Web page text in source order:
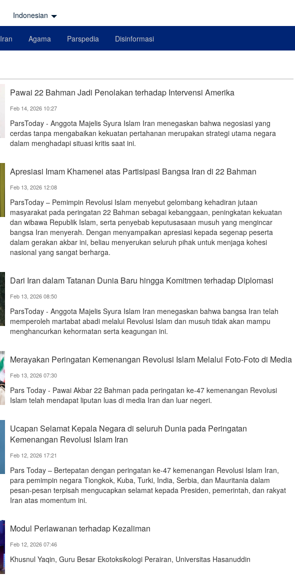
Indonesian
Iran Agama Parspedia Disinformasi
Pawai 22 Bahman Jadi Penolakan terhadap Intervensi Amerika
Feb 14, 2026 10:27
ParsToday - Anggota Majelis Syura Islam Iran menegaskan bahwa negosiasi yang
cerdas tanpa mengabaikan kekuatan pertahanan merupakan strategi utama negara
dalam menghadapi situasi kritis saat ini.
Apresiasi Imam Khamenei atas Partisipasi Bangsa Iran di 22 Bahman
Feb 13, 2026 12:08
ParsToday – Pemimpin Revolusi Islam menyebut gelombang kehadiran jutaan
masyarakat pada peringatan 22 Bahman sebagai kebanggaan, peningkatan kekuatan
dan wibawa Republik Islam, serta penyebab keputusasaan musuh yang mengincar
bangsa Iran menyerah. Dengan menyampaikan apresiasi kepada segenap peserta
dalam gerakan akbar ini, beliau menyerukan seluruh pihak untuk menjaga kohesi
nasional yang sangat berharga.
Dari Iran dalam Tatanan Dunia Baru hingga Komitmen terhadap Diplomasi
Feb 13, 2026 08:50
ParsToday - Anggota Majelis Syura Islam Iran menegaskan bahwa bangsa Iran telah
memperoleh martabat abadi melalui Revolusi Islam dan musuh tidak akan mampu
menghancurkan kehormatan serta keagungan ini.
Merayakan Peringatan Kemenangan Revolusi Islam Melalui Foto-Foto di Media
Feb 13, 2026 07:30
Pars Today - Pawai Akbar 22 Bahman pada peringatan ke-47 kemenangan Revolusi
Islam telah mendapat liputan luas di media Iran dan luar negeri.
Ucapan Selamat Kepala Negara di seluruh Dunia pada Peringatan
Kemenangan Revolusi Islam Iran
Feb 12, 2026 17:21
Pars Today – Bertepatan dengan peringatan ke-47 kemenangan Revolusi Islam Iran,
para pemimpin negara Tiongkok, Kuba, Turki, India, Serbia, dan Mauritania dalam
pesan-pesan terpisah mengucapkan selamat kepada Presiden, pemerintah, dan rakyat
Iran atas momentum ini.
Modul Perlawanan terhadap Kezaliman
Feb 12, 2026 07:46
Khusnul Yaqin, Guru Besar Ekotoksikologi Perairan, Universitas Hasanuddin